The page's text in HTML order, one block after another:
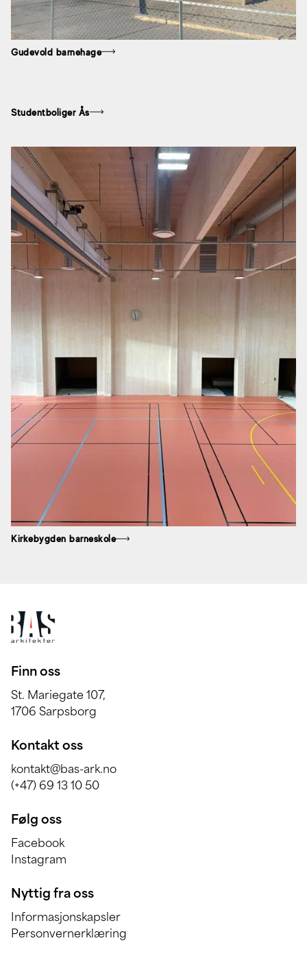
Gudevold barnehage
Studentboliger Ås
Kirkebygden barneskole
Finn oss
St. Mariegate 107,
1706 Sarpsborg
Kontakt oss
kontakt@bas-ark.no
(+47) 69 13 10 50
Følg oss
Facebook
Instagram
Nyttig fra oss
Informasjonskapsler
Personvernerklæring